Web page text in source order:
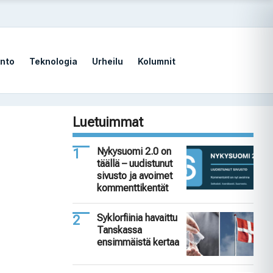
Teknologia Urheilu Kolumnit
Luetuimmat
Nykysuomi 2.0 on
täällä – uudistunut
sivusto ja avoimet
kommenttikentät
Syklorfiinia havaittu
Tanskassa
ensimmäistä kertaa